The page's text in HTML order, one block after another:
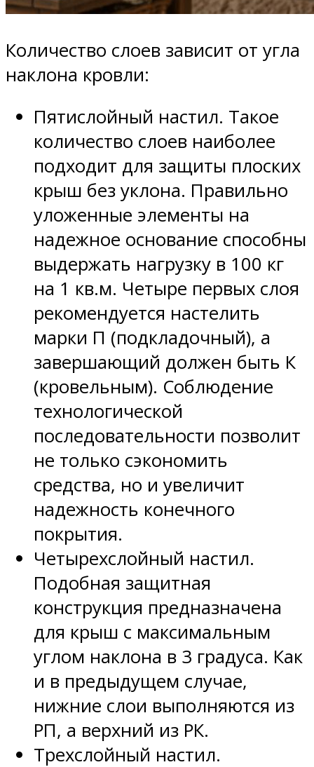
Количество слоев зависит от угла
наклона кровли:
Пятислойный настил. Такое
количество слоев наиболее
подходит для защиты плоских
крыш без уклона. Правильно
уложенные элементы на
надежное основание способны
выдержать нагрузку в 100 кг
на 1 кв.м. Четыре первых слоя
рекомендуется настелить
марки П (подкладочный), а
завершающий должен быть К
(кровельным). Соблюдение
технологической
последовательности позволит
не только сэкономить
средства, но и увеличит
надежность конечного
покрытия.
Четырехслойный настил.
Подобная защитная
конструкция предназначена
для крыш с максимальным
углом наклона в 3 градуса. Как
и в предыдущем случае,
нижние слои выполняются из
РП, а верхний из РК.
Трехслойный настил.